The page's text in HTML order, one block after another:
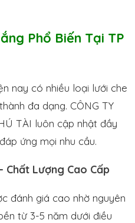
Phổ Biến Tại TP
nay có nhiều loại lưới che
đa dạng. CÔNG TY
TÀI luôn cập nhật đầy
ứng mọi nhu cầu.
Chất Lượng Cao Cấp
đánh giá cao nhờ nguyên
từ 3-5 năm dưới điều